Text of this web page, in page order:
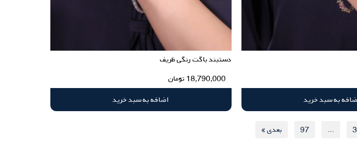
به سبد خرید
دستبند باگت رنگی ظریف
18,790,000 تومان
اضافه به سبد خرید
3
…
97 بعدی »